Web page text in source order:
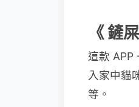
《 鏟
這款 APP
入家中貓
等。